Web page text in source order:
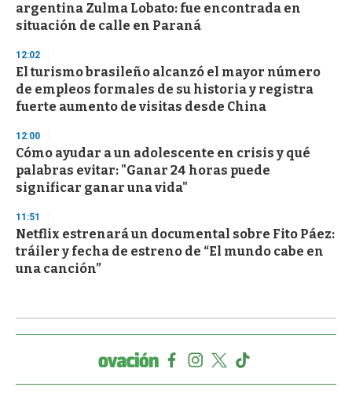
argentina Zulma Lobato: fue encontrada en
situación de calle en Paraná
12:02
El turismo brasileño alcanzó el mayor número
de empleos formales de su historia y registra
fuerte aumento de visitas desde China
12:00
Cómo ayudar a un adolescente en crisis y qué
palabras evitar: "Ganar 24 horas puede
significar ganar una vida"
11:51
Netflix estrenará un documental sobre Fito Páez:
tráiler y fecha de estreno de “El mundo cabe en
una canción”